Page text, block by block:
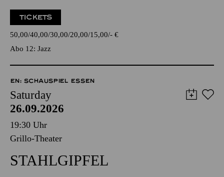
TICKETS
50,00 40,00 30,00 20,00 15,00 - €
Abo 12: Jazz
EN: SCHAUSPIEL ESSEN
Saturday
26.09.2026
19:30 Uhr
Grillo-Theater
STAHLGIPFEL